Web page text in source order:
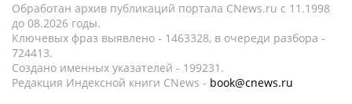
Обработан архив публикаций портала CNews.ru c 11.1998
до 08.2026 годы.
Ключевых фраз выявлено - 1463328, в очереди разбора -
724413.
Создано именных указателей - 199231.
Редакция Индексной книги CNews - book@cnews.ru